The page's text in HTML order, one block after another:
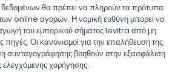
θα πρέπει να πληρούν τα πρότυπα
online αγορών. Η νομική ευθύνη μπορεί να
του εμπορικού σήματος levitra από μη
πηγές. Οι κανονισμοί για την επαλήθευση της
συνταγογράφησης βοηθούν στην εξασφάλιση
ελεγχόμενης χορήγησης.